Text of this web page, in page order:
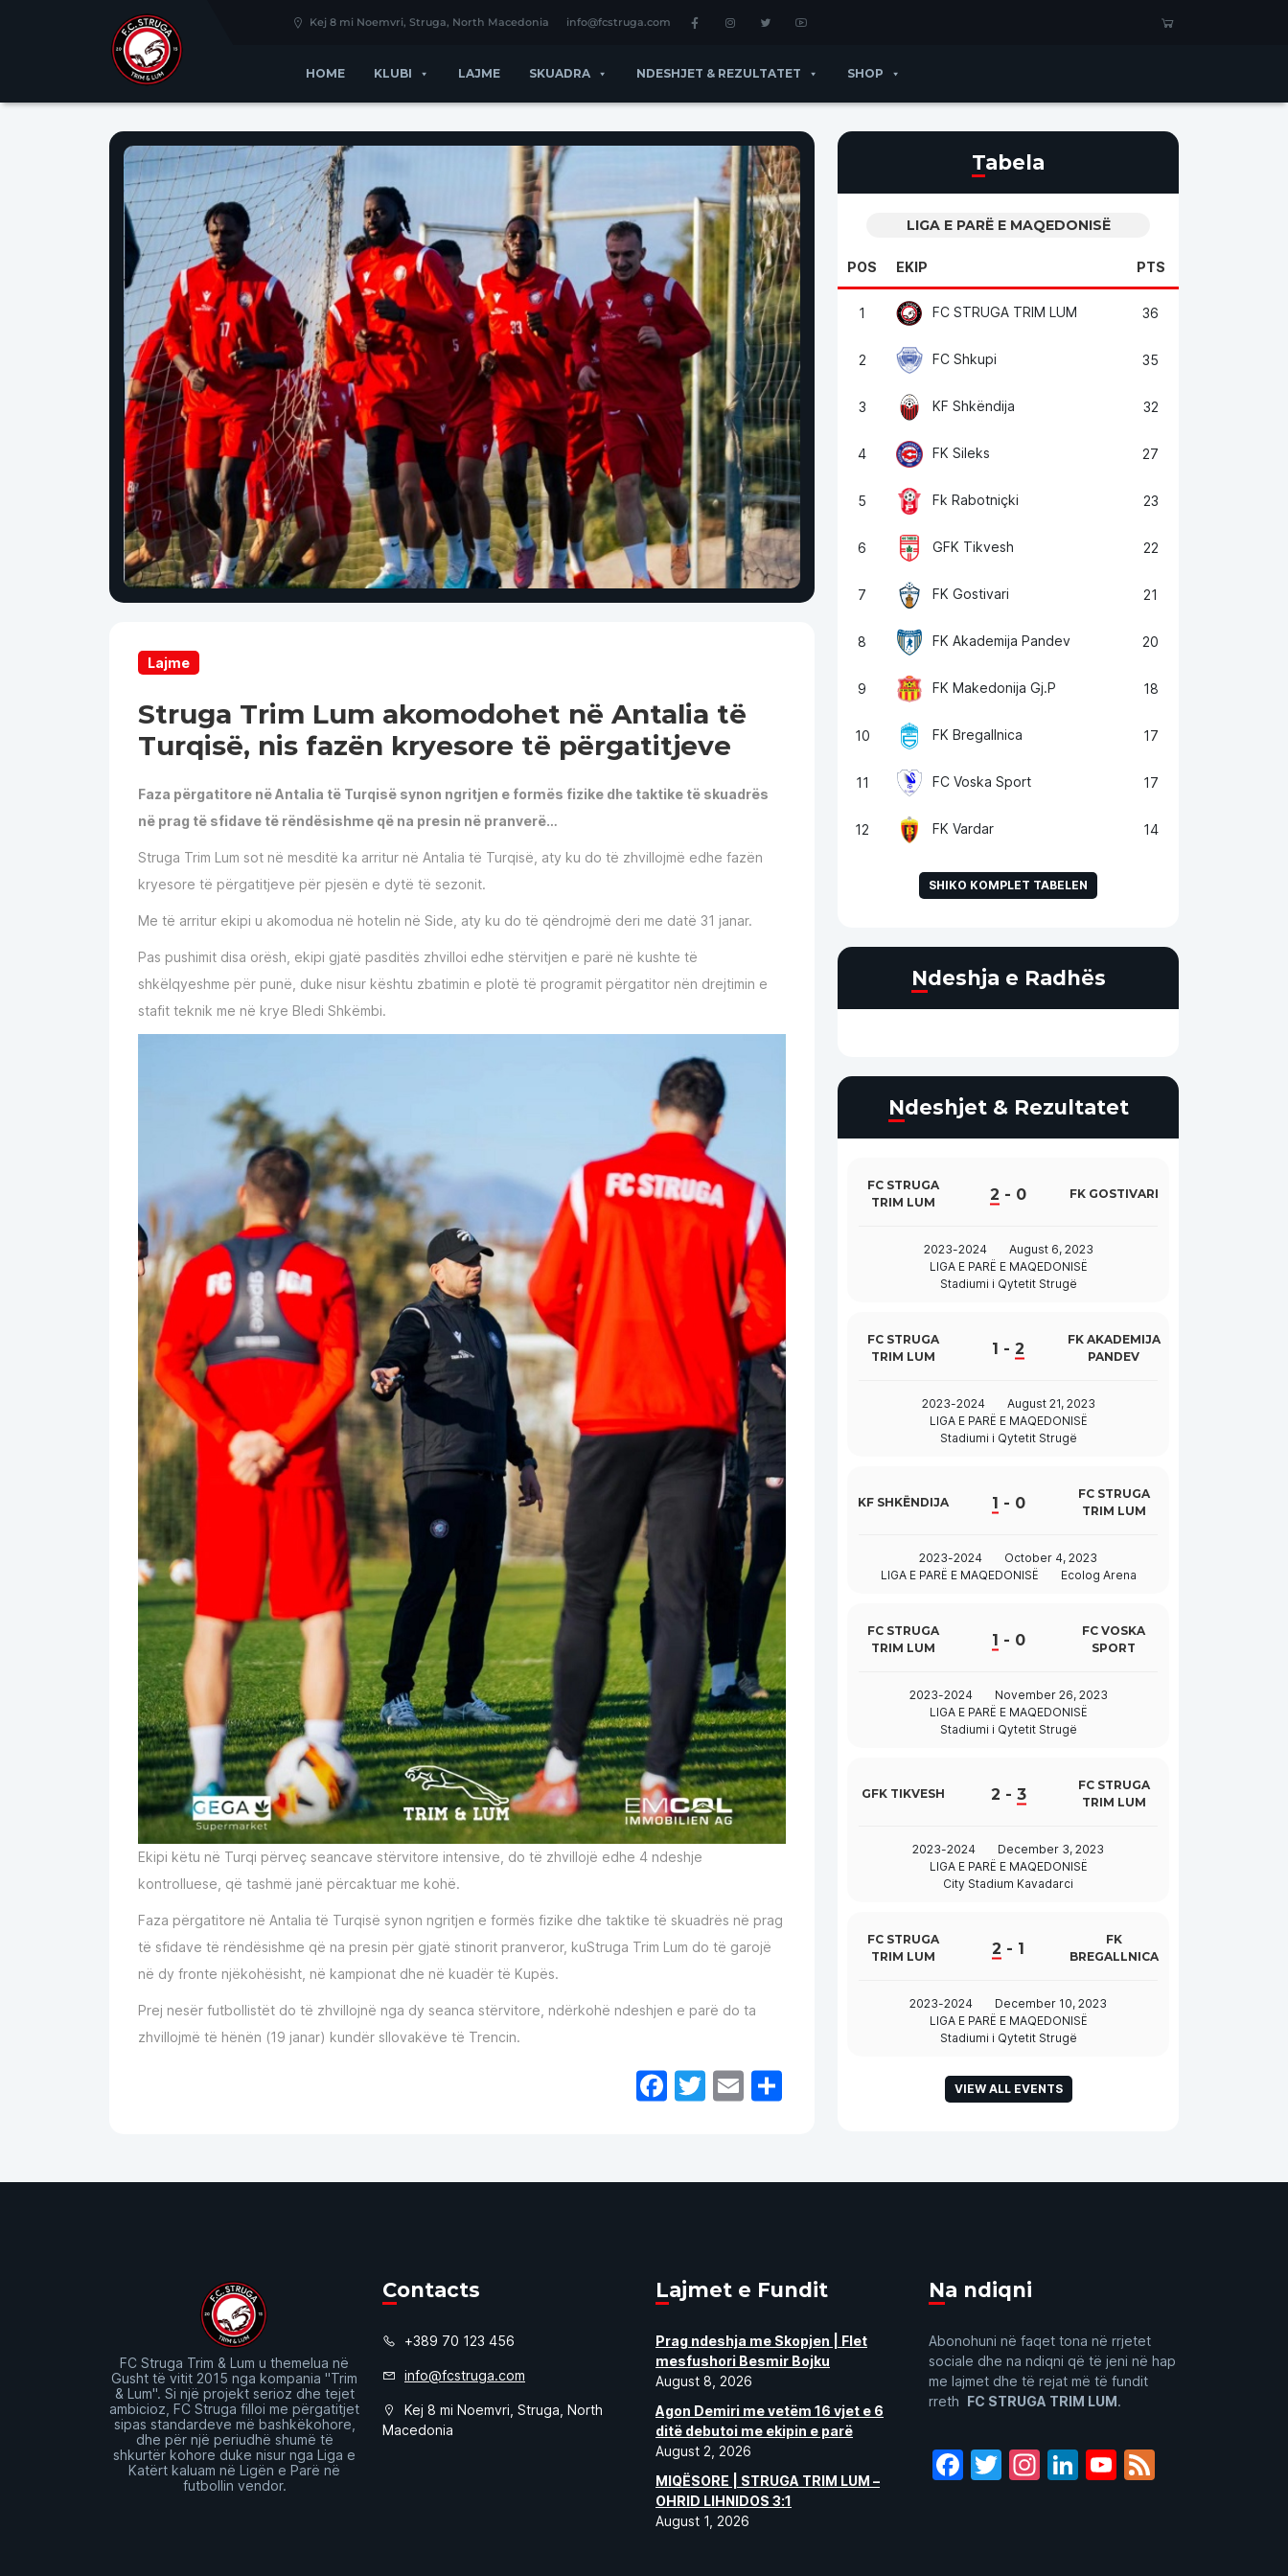
Kej 8 mi Noemvri, Struga, North Macedonia info@fcstruga.com
HOME KLUBI LAJME SKUADRA NDESHJET & REZULTATET SHOP
Lajme
Struga Trim Lum akomodohet në Antalia të
Turqisë, nis fazën kryesore të përgatitjeve
Faza përgatitore në Antalia të Turqisë synon ngritjen e formës fizike dhe taktike të skuadrës
në prag të sfidave të rëndësishme që na presin në pranverë…
Struga Trim Lum sot në mesditë ka arritur në Antalia të Turqisë, aty ku do të zhvillojmë edhe fazën
kryesore të përgatitjeve për pjesën e dytë të sezonit.
Me të arritur ekipi u akomodua në hotelin në Side, aty ku do të qëndrojmë deri me datë 31 janar.
Pas pushimit disa orësh, ekipi gjatë pasditës zhvilloi edhe stërvitjen e parë në kushte të
shkëlqyeshme për punë, duke nisur kështu zbatimin e plotë të programit përgatitor nën drejtimin e
stafit teknik me në krye Bledi Shkëmbi.
Ekipi këtu në Turqi përveç seancave stërvitore intensive, do të zhvillojë edhe 4 ndeshje
kontrolluese, që tashmë janë përcaktuar me kohë.
Faza përgatitore në Antalia të Turqisë synon ngritjen e formës fizike dhe taktike të skuadrës në prag
të sfidave të rëndësishme që na presin për gjatë stinorit pranveror, kuStruga Trim Lum do të garojë
në dy fronte njëkohësisht, në kampionat dhe në kuadër të Kupës.
Prej nesër futbollistët do të zhvillojnë nga dy seanca stërvitore, ndërkohë ndeshjen e parë do ta
zhvillojmë të hënën (19 janar) kundër sllovakëve të Trencin.
Facebook
Twitter
Email
Tabela
LIGA E PARË E MAQEDONISË
POS EKIP PTS
1 FC STRUGA TRIM LUM 36
2 FC Shkupi 35
3 KF Shkëndija 32
4 FK Sileks 27
5 Fk Rabotniçki 23
6 GFK Tikvesh 22
7 FK Gostivari 21
8 FK Akademija Pandev 20
9 FK Makedonija Gj.P 18
10 FK Bregallnica 17
11 FC Voska Sport 17
12 FK Vardar 14
SHIKO KOMPLET TABELEN
Ndeshja e Radhës
Ndeshjet & Rezultatet
FC STRUGA
TRIM LUM
2 - 0 FK GOSTIVARI
2023-2024
August 6, 2023
LIGA E PARË E MAQEDONISË
Stadiumi i Qytetit Strugë
FC STRUGA
TRIM LUM
1 - 2
FK AKADEMIJA
PANDEV
2023-2024
August 21, 2023
LIGA E PARË E MAQEDONISË
Stadiumi i Qytetit Strugë
KF SHKËNDIJA 1 - 0
FC STRUGA
TRIM LUM
2023-2024
October 4, 2023
LIGA E PARË E MAQEDONISË
Ecolog Arena
FC STRUGA
TRIM LUM
1 - 0
FC VOSKA
SPORT
2023-2024
November 26, 2023
LIGA E PARË E MAQEDONISË
Stadiumi i Qytetit Strugë
GFK TIKVESH 2 - 3
FC STRUGA
TRIM LUM
2023-2024
December 3, 2023
LIGA E PARË E MAQEDONISË
City Stadium Kavadarci
FC STRUGA
TRIM LUM
2 - 1
FK
BREGALLNICA
2023-2024
December 10, 2023
LIGA E PARË E MAQEDONISË
Stadiumi i Qytetit Strugë
VIEW ALL EVENTS
FC Struga Trim & Lum u themelua në
Gusht të vitit 2015 nga kompania "Trim
& Lum". Si një projekt serioz dhe tejet
ambicioz, FC Struga filloi me përgatitjet
sipas standardeve më bashkëkohore,
dhe për një periudhë shumë të
shkurtër kohore duke nisur nga Liga e
Katërt kaluam në Ligën e Parë në
futbollin vendor.
Contacts
+389 70 123 456
info@fcstruga.com
Kej 8 mi Noemvri, Struga, North
Macedonia
Lajmet e Fundit
Prag ndeshja me Skopjen | Flet
mesfushori Besmir Bojku
August 8, 2026
Agon Demiri me vetëm 16 vjet e 6
ditë debutoi me ekipin e parë
August 2, 2026
MIQËSORE | STRUGA TRIM LUM –
OHRID LIHNIDOS 3:1
August 1, 2026
Na ndiqni
Abonohuni në faqet tona në rrjetet
sociale dhe na ndiqni që të jeni në hap
me lajmet dhe të rejat më të fundit
rreth FC STRUGA TRIM LUM.
Facebook
Twitter
Instagram
LinkedIn
YouTube